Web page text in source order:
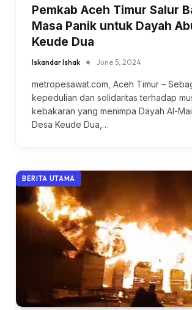
Pemkab Aceh Timur Salur
Masa Panik untuk Dayah
Keude Dua
Iskandar Ishak June 5, 2024
metropesawat.com, Aceh Timur –
kepedulian dan solidaritas terhadap
kebakaran yang menimpa Dayah Al-
Desa Keude Dua,…
BERITA UTAMA